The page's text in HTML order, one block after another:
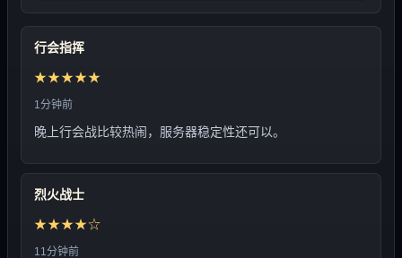
行会指挥
★★★★★
1分钟前
晚上行会战比较热闹，服务器稳定性还可以。
烈火战士
★★★★☆
11分钟前